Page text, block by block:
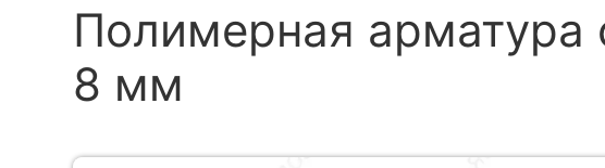
Полимерная арматура
8 мм